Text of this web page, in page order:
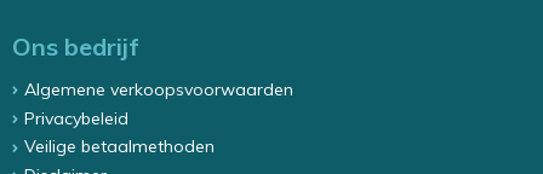
Ons bedrijf
Algemene verkoopsvoorwaarden
Privacybeleid
Veilige betaalmethoden